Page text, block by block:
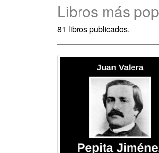
Libros más
81 libros publicados.